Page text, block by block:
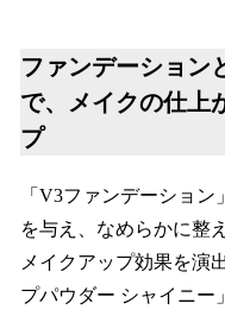
ファンデーション
で、メイクの仕上
プ
「V3ファンデーショ
を与え、なめらかに整
メイクアップ効果を演
プパウダー シャイニー